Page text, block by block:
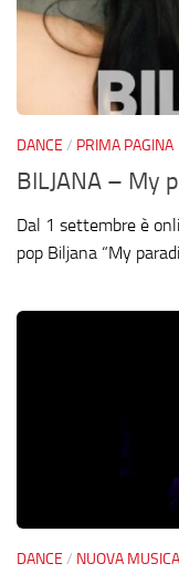
DANCE / PRIMA PAGINA
BILJANA – My
Dal 1 settembre è
pop Biljana “My
DANCE / NUOVA